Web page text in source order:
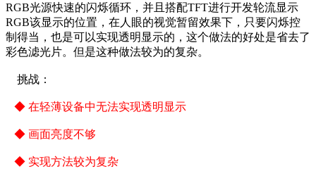
RGB光源快速的闪烁循环，并且搭配TFT进行开发轮流显示
RGB该显示的位置，在人眼的视觉暂留效果下，只要闪烁控
制得当，也是可以实现透明显示的，这个做法的好处是省去了
彩色滤光片。但是这种做法较为的复杂。
挑战：
◆ 在轻薄设备中无法实现透明显示
◆ 画面亮度不够
◆ 实现方法较为复杂